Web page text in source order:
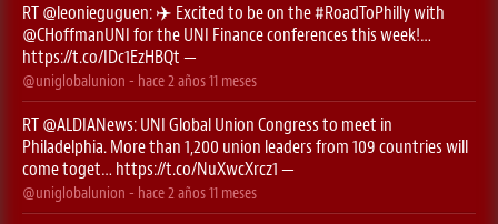
RT @leonieguguen: ✈️ Excited to be on the#RoadToPhillywith
@CHoffmanUNI for the UNI Finance conferences this week!…
https://t.co/IDc1EzHBQt —
@uniglobalunion - hace 2 años 11 meses
RT @ALDIANews: UNI Global Union Congress to meet in
Philadelphia. More than 1,200 union leaders from 109 countries will
come toget… https://t.co/NuXwcXrcz1 —
@uniglobalunion - hace 2 años 11 meses